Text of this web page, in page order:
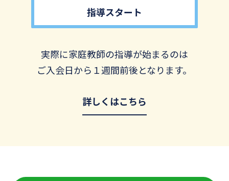
指導スタート
実際に家庭教師の指導が始まるのは
ご入会日から１週間前後となります。
詳しくはこちら